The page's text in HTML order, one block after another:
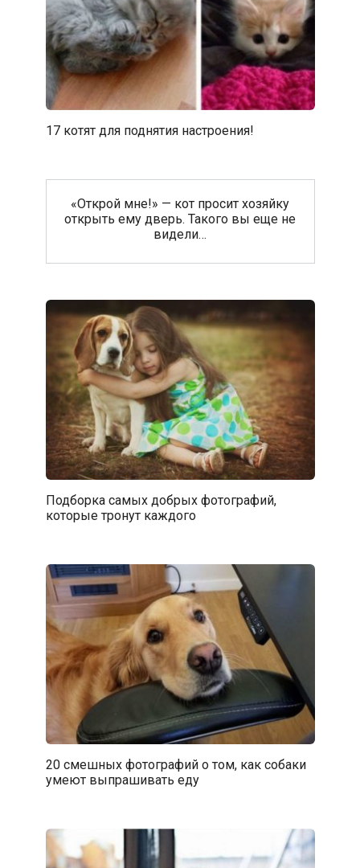
17 котят для поднятия настроения!
«Открой мне!» — кот просит хозяйку
открыть ему дверь. Такого вы еще не
видели…
Подборка самых добрых фотографий,
которые тронут каждого
20 смешных фотографий о том, как собаки
умеют выпрашивать еду